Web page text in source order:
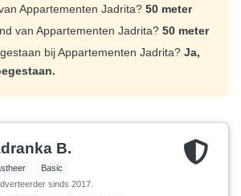
Appartementen Jadrita? 50 meter
van Appartementen Jadrita? 50 meter
bij Appartementen Jadrita? Ja,
B.
Basic
sinds 2017.